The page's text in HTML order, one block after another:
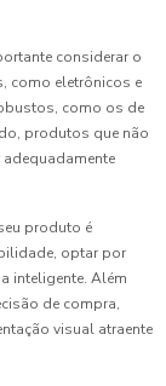
considerar o
como eletrônicos e
como os de
produtos que não
produto é
optar por
inteligente. Além
de compra,
visual atraente